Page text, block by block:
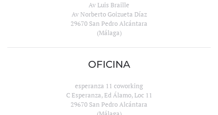
Av Luis Braille
Av Norberto Goizueta Díaz
29670 San Pedro Alcántara
(Málaga)
OFICINA
esperanza 11 coworking
C Esperanza, Ed Álamo, Loc 11
29670 San Pedro Alcántara